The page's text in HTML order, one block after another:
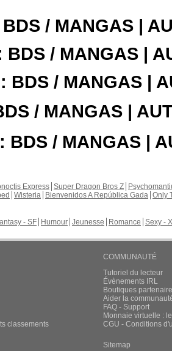
/ MANGAS |
BDS / MANGAS |
: BDS / MANGAS |
/ MANGAS |
: BDS / MANGAS |
Express Super Dragon Bros Z
Wisteria Bienvenidos A República Gada Only
- SF Humour Jeunesse Romance Sexy -
classements
COMMUNAUTÉ
Tutoriel du lecteur
Évènements IRL
Boutiques
Aider la
FAQ - Support
Monnaie virtuelle :
CGU - Conditions
Sitemap